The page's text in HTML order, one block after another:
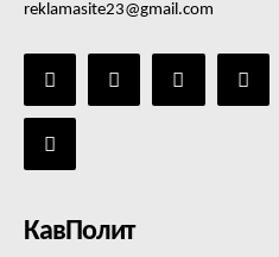
reklamasite23@gmail.com
КавПолит